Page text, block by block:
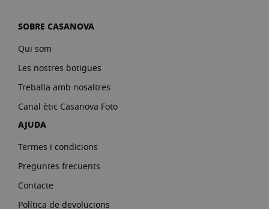
SOBRE CASANOVA
Qui som
Les nostres botigues
Treballa amb nosaltres
Canal ètic Casanova Foto
AJUDA
Termes i condicions
Preguntes frecuents
Contacte
Política de devolucions